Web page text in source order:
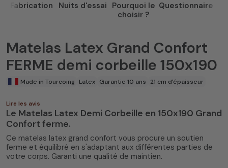
Fabrication Nuits d'essai Pourquoi le
choisir ?
Questionnaire
Matelas Latex Grand Confort
FERME demi corbeille 150x190
Made in Tourcoing Latex Garantie 10 ans 21 cm d'épaisseur
Lire les avis
Le Matelas Latex Demi Corbeille en 150x190 Grand
Confort ferme.
Ce matelas latex grand confort vous procure un soutien
ferme et équilibré en s'adaptant aux différentes parties de
votre corps. Garanti une qualité de maintien.